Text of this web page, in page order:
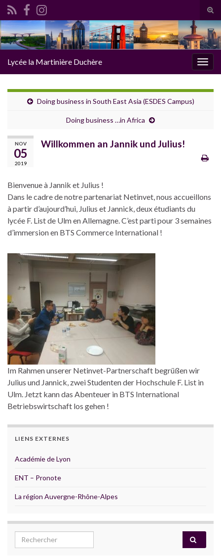
Search for:
Lycée la Martinière Duchère
Doing business in South East Asia (ESDES Campus)
Doing business …in Africa
NOV
05
2019
Willkommen an Jannik und Julius!
Bienvenue à Jannik et Julius !
Dans le cadre de notre partenariat Netinvet, nous accueillons
à partir d’aujourd’hui, Julius et Jannick, deux étudiants du
lycée F. List de Ulm en Allemagne. C’est parti pour 3 semaines
d’immersion en BTS Commerce International !
Im Rahmen unserer Netinvet-Partnerschaft begrüßen wir
Julius und Jannick, zwei Studenten der Hochschule F. List in
Ulm. Jetzt kann das Abenteuer in BTS International
Betriebswirtschaft los gehen !
LIENS EXTERNES
Académie de Lyon
ENT – Pronote
La région Auvergne-Rhône-Alpes
Search for: